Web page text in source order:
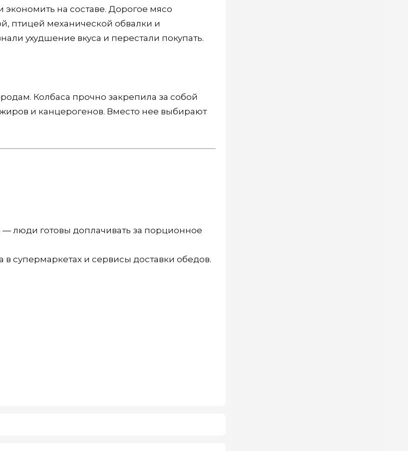
на составе. Дорогое мясо
птицей механической обвалки и
ухудшение вкуса и перестали покупать.
Колбаса прочно закрепила за собой
и канцерогенов. Вместо нее выбирают
люди готовы доплачивать за порционное
в супермаркетах и сервисы доставки обедов.